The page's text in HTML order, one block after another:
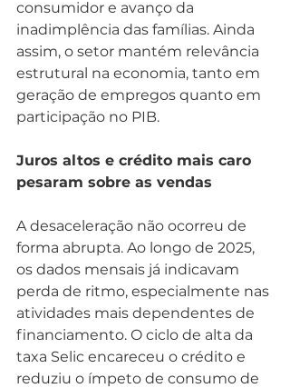
consumidor e avanço da
inadimplência das famílias. Ainda
assim, o setor mantém relevância
estrutural na economia, tanto em
geração de empregos quanto em
participação no PIB.
Juros altos e crédito mais caro
pesaram sobre as vendas
A desaceleração não ocorreu de
forma abrupta. Ao longo de 2025,
os dados mensais já indicavam
perda de ritmo, especialmente nas
atividades mais dependentes de
financiamento. O ciclo de alta da
taxa Selic encareceu o crédito e
reduziu o ímpeto de consumo de